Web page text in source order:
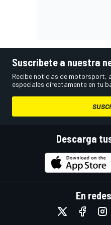
Suscríbete a nuestra
Recibe noticias de motorsport,
especiales directamente en tu
Descarga
En